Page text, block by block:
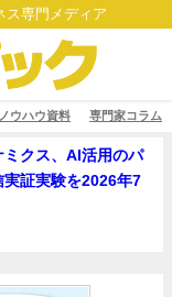
ス専門メディア
ノウハウ資料 専門家コラム
クス、AI活用のパ
実証実験を2026年7